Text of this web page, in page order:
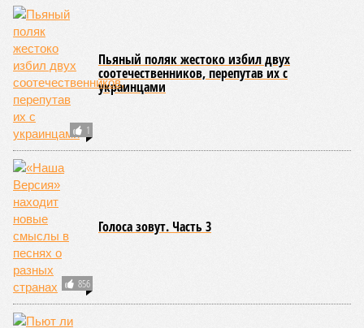
1
Пьяный поляк жестоко избил двух
соотечественников, перепутав их с
украинцами
856
Голоса зовут. Часть 3